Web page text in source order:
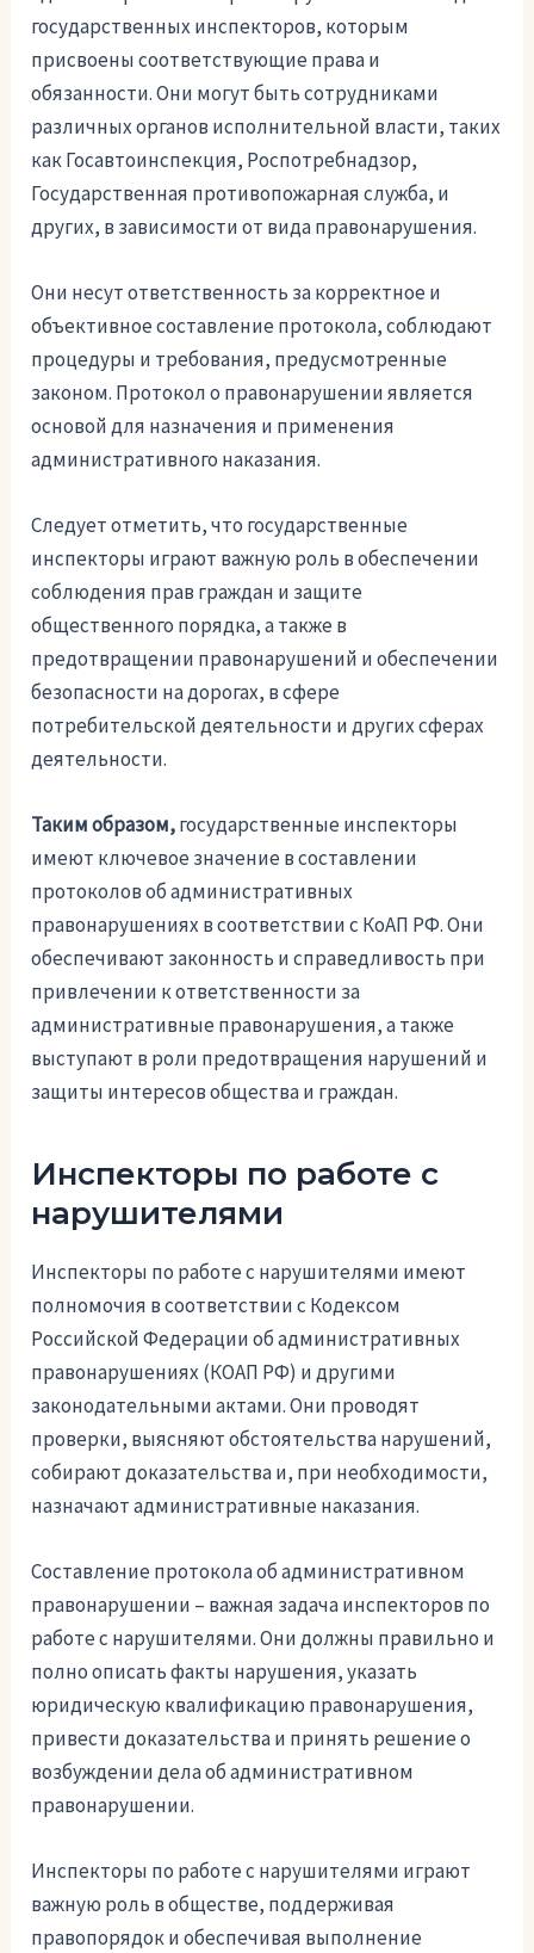
государственных инспекторов, которым
присвоены соответствующие права и
обязанности. Они могут быть сотрудниками
различных органов исполнительной власти, таких
как Госавтоинспекция, Роспотребнадзор,
Государственная противопожарная служба, и
других, в зависимости от вида правонарушения.
Они несут ответственность за корректное и
объективное составление протокола, соблюдают
процедуры и требования, предусмотренные
законом. Протокол о правонарушении является
основой для назначения и применения
административного наказания.
Следует отметить, что государственные
инспекторы играют важную роль в обеспечении
соблюдения прав граждан и защите
общественного порядка, а также в
предотвращении правонарушений и обеспечении
безопасности на дорогах, в сфере
потребительской деятельности и других сферах
деятельности.
Таким образом,государственные инспекторы
имеют ключевое значение в составлении
протоколов об административных
правонарушениях в соответствии с КоАП РФ. Они
обеспечивают законность и справедливость при
привлечении к ответственности за
административные правонарушения, а также
выступают в роли предотвращения нарушений и
защиты интересов общества и граждан.
Инспекторы по работе с
нарушителями
Инспекторы по работе с нарушителями имеют
полномочия в соответствии с Кодексом
Российской Федерации об административных
правонарушениях (КОАП РФ) и другими
законодательными актами. Они проводят
проверки, выясняют обстоятельства нарушений,
собирают доказательства и, при необходимости,
назначают административные наказания.
Составление протокола об административном
правонарушении – важная задача инспекторов по
работе с нарушителями. Они должны правильно и
полно описать факты нарушения, указать
юридическую квалификацию правонарушения,
привести доказательства и принять решение о
возбуждении дела об административном
правонарушении.
Инспекторы по работе с нарушителями играют
важную роль в обществе, поддерживая
правопорядок и обеспечивая выполнение